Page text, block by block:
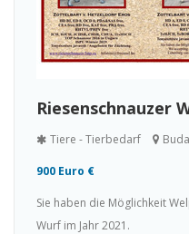
Riesenschnauzer
Tiere - Tierbedarf
900 Euro €
Sie haben die Möglichkeit
Wurf im Jahr 2021.